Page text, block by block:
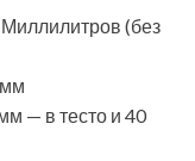
(без
— в тесто и 40